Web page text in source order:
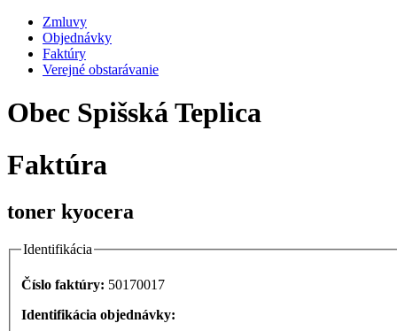
Zmluvy
Objednávky
Faktúry
Verejné obstarávanie
Obec Spišská Teplica
Faktúra
toner kyocera
Identifikácia
Číslo faktúry: 50170017
Identifikácia objednávky: